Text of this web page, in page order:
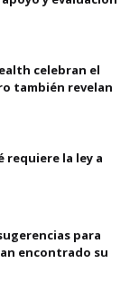
celebran el
también revelan
requiere la ley a
para
encontrado su